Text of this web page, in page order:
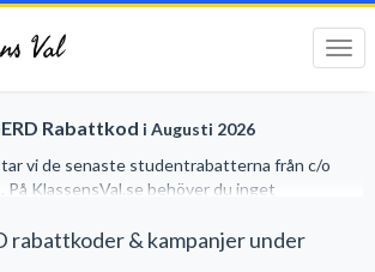
Val
Rabattkod i Augusti 2026
vi de senaste studentrabatterna från c/o
På KlassensVal.se behöver du inget
på nätet. Vi har gjort det lätt för dig genom att
studentrabatter på ett och samma ställe.
rabattkoder & kampanjer under